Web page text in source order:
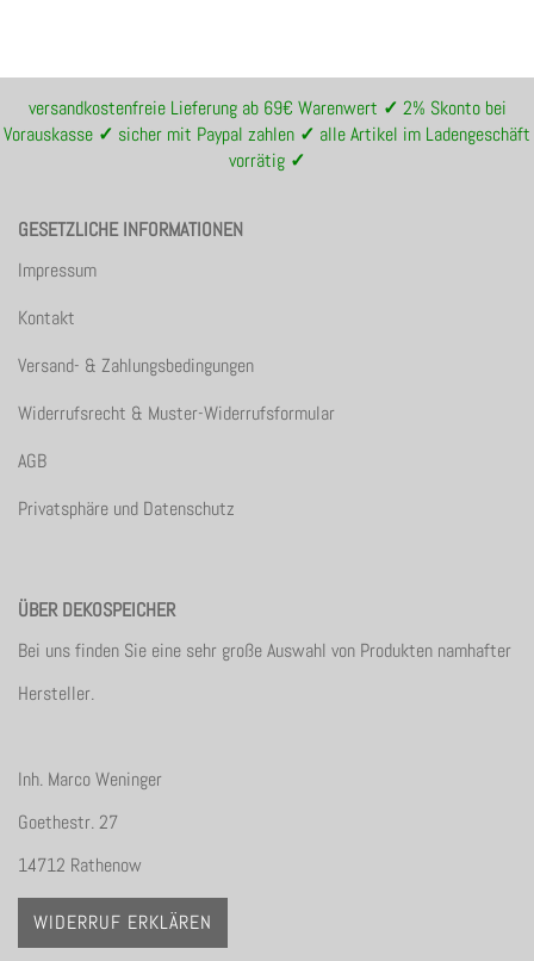
versandkostenfreie Lieferung ab 69€ Warenwert ✓ 2% Skonto bei
Vorauskasse ✓ sicher mit Paypal zahlen ✓ alle Artikel im Ladengeschäft
vorrätig ✓
GESETZLICHE INFORMATIONEN
Impressum
Kontakt
Versand- & Zahlungsbedingungen
Widerrufsrecht & Muster-Widerrufsformular
AGB
Privatsphäre und Datenschutz
ÜBER DEKOSPEICHER
Bei uns finden Sie eine sehr große Auswahl von Produkten namhafter
Hersteller.
Inh. Marco Weninger
Goethestr. 27
14712 Rathenow
WIDERRUF ERKLÄREN